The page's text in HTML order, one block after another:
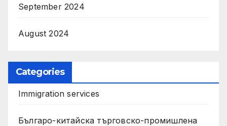
September 2024
August 2024
Categories
Immigration services
Българо-китайска търговско-промишлена